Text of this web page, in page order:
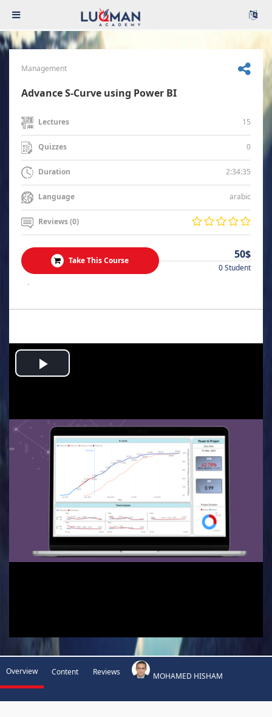
Management
Advance S-Curve using Power BI
Lectures 15
Quizzes 0
Duration 2:34:35
Language arabic
Reviews (0)
Take This Course 50$
0 Student
.
Play
Overview Content Reviews MOHAMED HISHAM